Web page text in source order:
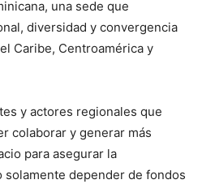
una sede que
diversidad y convergencia
Caribe, Centroamérica y
y actores regionales que
colaborar y generar más
para asegurar la
depender de fondos